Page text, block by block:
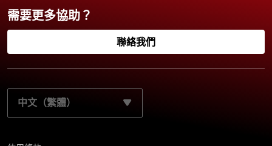
需要更多協助？
聯絡我們
請選取您的慣用語言：